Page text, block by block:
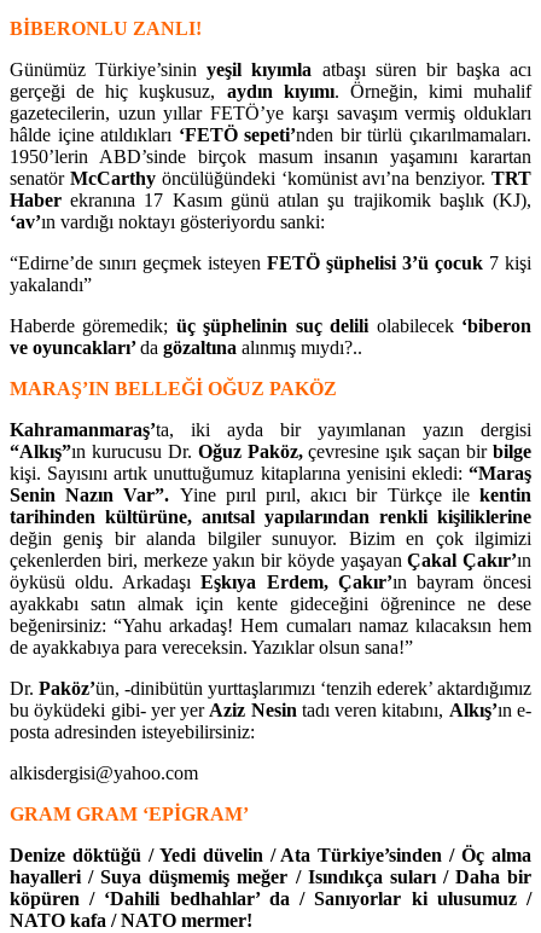
BİBERONLU ZANLI!
Günümüz Türkiye’sininyeşil kıyımla atbaşı süren bir başka acı
gerçeği de hiç kuşkusuz, aydın kıyımı. Örneğin, kimi muhalif
gazetecilerin, uzun yıllar FETÖ’ye karşı savaşım vermiş oldukları
hâlde içine atıldıkları ‘FETÖ sepeti’nden bir türlü çıkarılmamaları.
1950’lerin ABD’sinde birçok masum insanın yaşamını karartan
senatör McCarthyöncülüğündeki ‘komünist avı’na benziyor.TRT
Haber ekranına 17 Kasım günü atılan şu trajikomik başlık (KJ),
‘av’ın vardığı noktayı gösteriyordu sanki:
“Edirne’de sınırı geçmek isteyen FETÖ şüphelisi 3’ü çocuk 7 kişi
yakalandı”
Haberde göremedik; üç şüphelinin suç deliliolabilecek ‘biberon
ve oyuncakları’da gözaltına alınmış mıydı?..
MARAŞ’IN BELLEĞİ OĞUZ PAKÖZ
Kahramanmaraş’ta, iki ayda bir yayımlanan yazın dergisi
“Alkış”ın kurucusu Dr. Oğuz Paköz,çevresine ışık saçan birbilge
kişi. Sayısını artık unuttuğumuz kitaplarına yenisini ekledi: “Maraş
Senin Nazın Var”. Yine pırıl pırıl, akıcı bir Türkçe ilekentin
tarihinden kültürüne, anıtsal yapılarından renkli kişiliklerine
değin geniş bir alanda bilgiler sunuyor. Bizim en çok ilgimizi
çekenlerden biri, merkeze yakın bir köyde yaşayanÇakal Çakır’ın
öyküsü oldu. ArkadaşıEşkıya Erdem, Çakır’ın bayram öncesi
ayakkabı satın almak için kente gideceğini öğrenince ne dese
beğenirsiniz: “Yahu arkadaş! Hem cumaları namaz kılacaksın hem
de ayakkabıya para vereceksin. Yazıklar olsun sana!”
Dr. Paköz’ün, -dinibütün yurttaşlarımızı ‘tenzih ederek’ aktardığımız
bu öyküdeki gibi- yer yerAziz Nesintadı veren kitabını, Alkış’ın e-
posta adresinden isteyebilirsiniz:
alkisdergisi@yahoo.com
GRAM GRAM ‘EPİGRAM’
Denize döktüğü / Yedi düvelin / Ata Türkiye’sinden / Öç alma
hayalleri / Suya düşmemiş meğer / Isındıkça suları / Daha bir
köpüren / ‘Dahili bedhahlar’ da / Sanıyorlar ki ulusumuz /
NATO kafa / NATO mermer!